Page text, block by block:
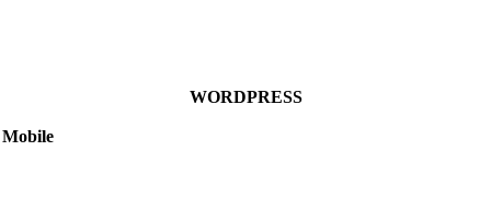
WORDPRESS
Mobile